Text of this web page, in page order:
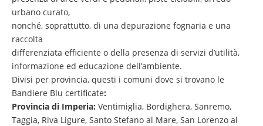
urbano curato,
nonché, soprattutto, di una depurazione fognaria e una
raccolta
differenziata efficiente o della presenza di servizi d’utilità,
informazione ed educazione dell’ambiente.
Divisi per provincia, questi i comuni dove si trovano le
Bandiere Blu certificate:
Provincia di Imperia: Ventimiglia, Bordighera, Sanremo,
Taggia, Riva Ligure, Santo Stefano al Mare, San Lorenzo al